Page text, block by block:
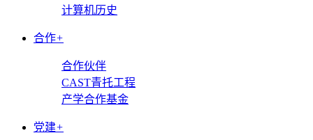
计算机历史
合作+
合作伙伴
CAST青托工程
产学合作基金
党建+